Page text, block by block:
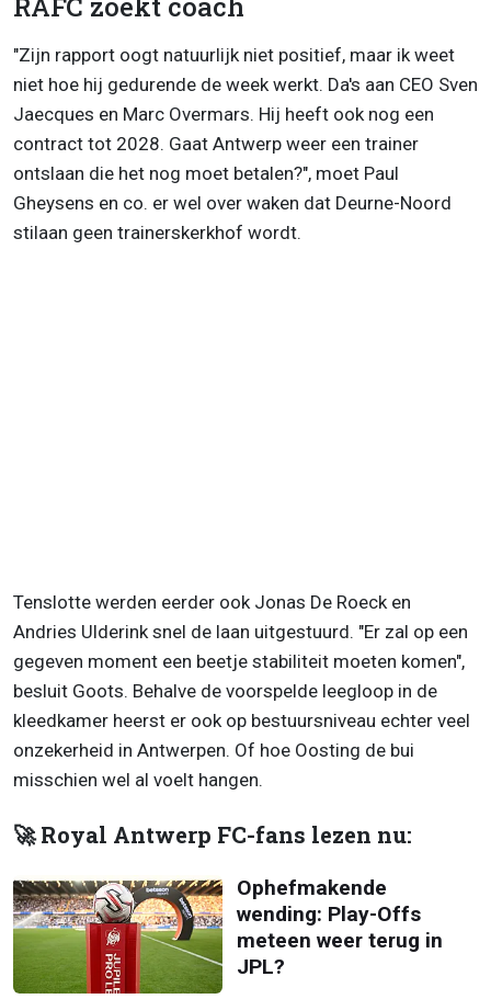
"Zijn rapport oogt natuurlijk niet positief, maar ik weet
niet hoe hij gedurende de week werkt. Da's aan CEO Sven
Jaecques en Marc Overmars. Hij heeft ook nog een
contract tot 2028. Gaat Antwerp weer een trainer
ontslaan die het nog moet betalen?", moet Paul
Gheysens en co. er wel over waken dat Deurne-Noord
stilaan geen trainerskerkhof wordt.
Tenslotte werden eerder ook Jonas De Roeck en
Andries Ulderink snel de laan uitgestuurd. "Er zal op een
gegeven moment een beetje stabiliteit moeten komen",
besluit Goots. Behalve de voorspelde leegloop in de
kleedkamer heerst er ook op bestuursniveau echter veel
onzekerheid in Antwerpen. Of hoe Oosting de bui
misschien wel al voelt hangen.
🚀 Royal Antwerp FC-fans lezen nu:
Ophefmakende
wending: Play-Offs
meteen weer terug in
JPL?